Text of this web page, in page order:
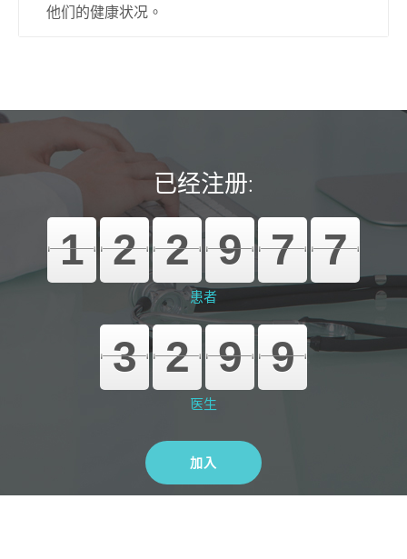
他们的健康状况。
已经注册:
1 2 2 9 7 7
患者
3 2 9 9
医生
加入